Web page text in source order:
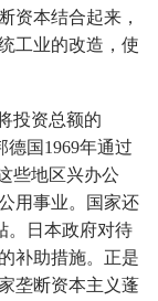
资本结合起来，
工业的改造，使
投资总额的
德国1969年通过
些地区兴办公
用事业。国家还
。日本政府对待
补助措施。正是
垄断资本主义蓬